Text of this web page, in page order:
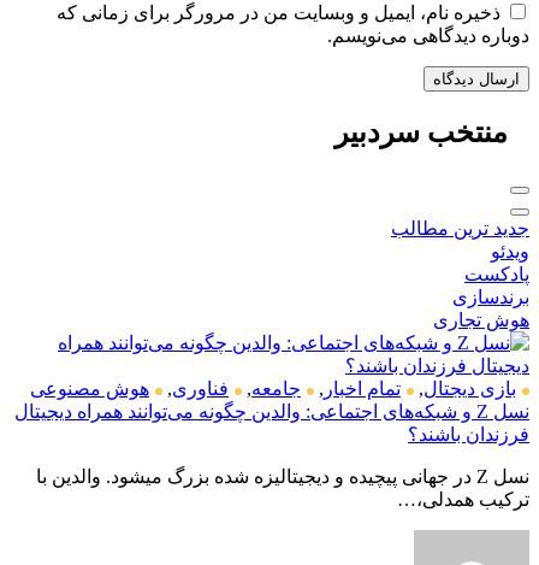
ذخیره نام، ایمیل و وبسایت من در مرورگر برای زمانی که
دوباره دیدگاهی می‌نویسم.
منتخب سردبیر
جدید ترین مطالب
ویدئو
پادکست
برندسازی
هوش تجاری
بازی دیجتال, تمام اخبار , جامعه, فناوری,
هوش مصنوعی
نسل Z و شبکه‌های اجتماعی: والدین چگونه می‌توانند همراه دیجیتال
فرزندان باشند؟
نسل Z در جهانی پیچیده و دیجیتالیزه شده بزرگ میشود. والدین با
ترکیب همدلی،…